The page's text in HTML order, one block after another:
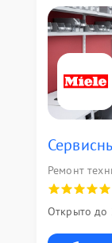
Ремонт
Открыто до